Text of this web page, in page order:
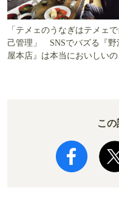
「テメェのうなぎはテメェで
己管理」 SNSでバズる『野
屋本店』は本当においしいの
こ